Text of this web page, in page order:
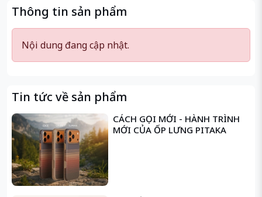
Thông tin sản phẩm
Nội dung đang cập nhật.
Tin tức về sản phẩm
CÁCH GỌI MỚI - HÀNH TRÌNH
MỚI CỦA ỐP LƯNG PITAKA